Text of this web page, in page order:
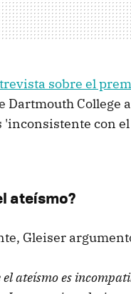
sobre el
Dartmouth College
'inconsistente con
ateísmo?
Gleiser
el ateísmo es